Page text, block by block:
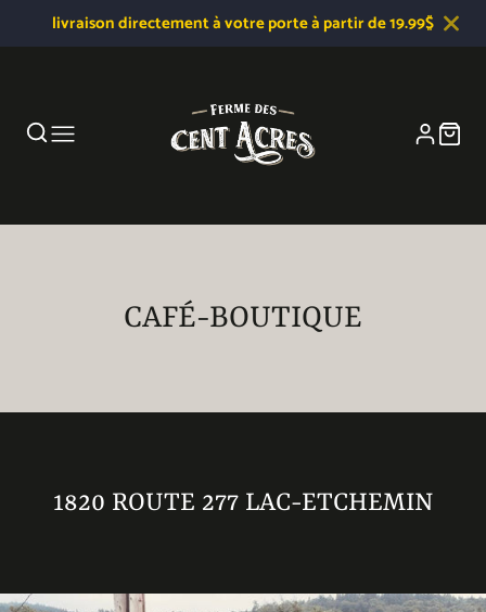
livraison directement à votre porte à partir de 19.99$
CAFÉ-BOUTIQUE
1820 ROUTE 277 LAC-ETCHEMIN